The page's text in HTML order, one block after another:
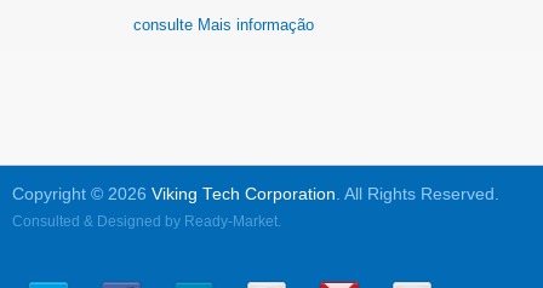
consulte Mais informação
Copyright © 2026 Viking Tech Corporation . All Rights Reserved.
Consulted & Designed by Ready-Market.